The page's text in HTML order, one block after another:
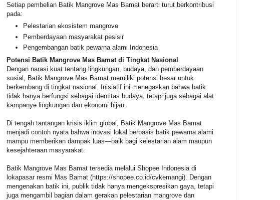
Setiap pembelian Batik Mangrove Mas Bamat berarti turut berkontribusi
pada:
Pelestarian ekosistem mangrove
Pemberdayaan masyarakat pesisir
Pengembangan batik pewarna alami Indonesia
Potensi Batik Mangrove Mas Bamat di Tingkat Nasional
Dengan narasi kuat tentang lingkungan, budaya, dan pemberdayaan
sosial, Batik Mangrove Mas Bamat memiliki potensi besar untuk
berkembang di tingkat nasional. Inisiatif ini menegaskan bahwa batik
tidak hanya berfungsi sebagai identitas budaya, tetapi juga sebagai alat
kampanye lingkungan dan ekonomi hijau.
Di tengah tantangan krisis iklim global, Batik Mangrove Mas Bamat
menjadi contoh nyata bahwa inovasi lokal berbasis batik pewarna alami
mampu memberikan dampak luas—baik bagi kelestarian alam maupun
kesejahteraan masyarakat.
Batik Mangrove Mas Bamat tersedia melalui Shopee Indonesia di
lokapasar resmi Mas Bamat (https://shopee.co.id/cvkemangi). Dengan
mengenakan batik ini, publik tidak hanya mengekspresikan gaya, tetapi
juga mengambil bagian dalam gerakan pelestarian mangrove dan